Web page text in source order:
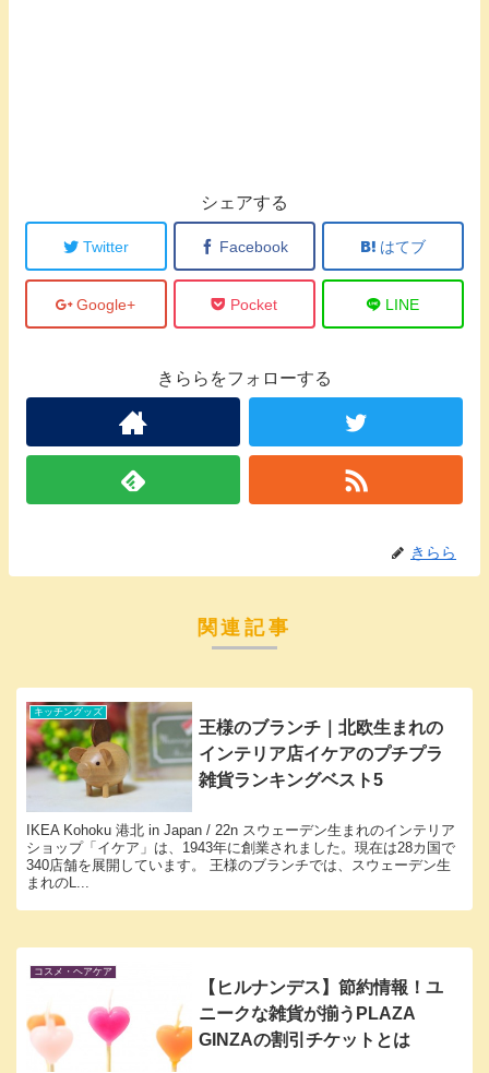
シェアする
Twitter Facebook はてブ
Google+ Pocket LINE
きららをフォローする
きらら
関連記事
キッチングッズ
王様のブランチ｜北欧生まれの
インテリア店イケアのプチプラ
雑貨ランキングベスト5
IKEA Kohoku 港北 in Japan / 22n スウェーデン生まれのインテリア
ショップ「イケア」は、1943年に創業されました。現在は28カ国で
340店舗を展開しています。 王様のブランチでは、スウェーデン生
まれのL...
コスメ・ヘアケア
【ヒルナンデス】節約情報！ユ
ニークな雑貨が揃うPLAZA
GINZAの割引チケットとは